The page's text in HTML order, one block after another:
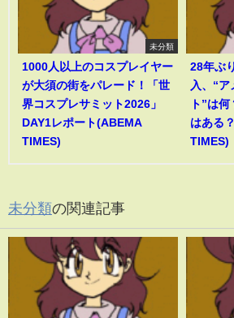
未分類
1000人以上のコスプレイヤー
が大須の街をパレード！「世
界コスプレサミット2026」
DAY1レポート(ABEMA
TIMES)
28年ぶ
入、“ア
ト”は
はある
TIMES)
未分類の関連記事